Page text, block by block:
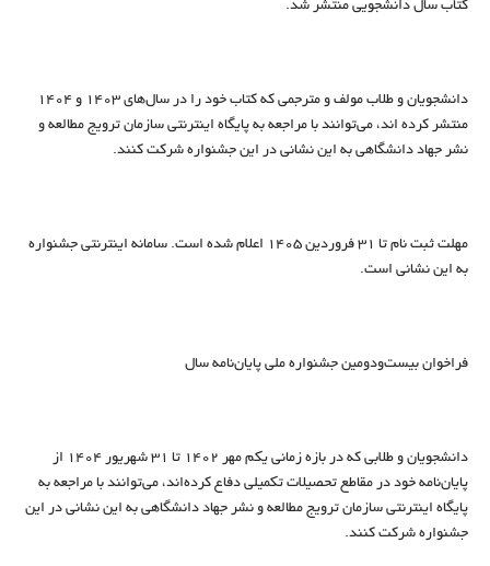
کتاب سال دانشجویی منتشر شد.
دانشجویان و طلاب مولف و مترجمی که کتاب خود را در سال‌های ۱۴۰۳ و
منتشر کرده اند، می‌توانند با مراجعه به پایگاه اینترنتی سازمان ترویج مطالعه و
نشر جهاد دانشگاهی به این نشانی در این جشنواره شرکت کنند.
مهلت ثبت نام تا ۳۱ فروردین
اعلام شده است. سامانه اینترنتی جشنواره
به این نشانی است.
فراخوان بیست‌ودومین جشنواره ملی پایان‌نامه سال
دانشجویان و طلابی که در بازه زمانی یکم مهر تا ۳۱ شهریور
از
پایان‌نامه خود در مقاطع تحصیلات تکمیلی دفاع کرده‌اند، می‌توانند با مراجعه به
پایگاه اینترنتی سازمان ترویج مطالعه و نشر جهاد دانشگاهی به این نشانی در این
جشنواره شرکت کنند.